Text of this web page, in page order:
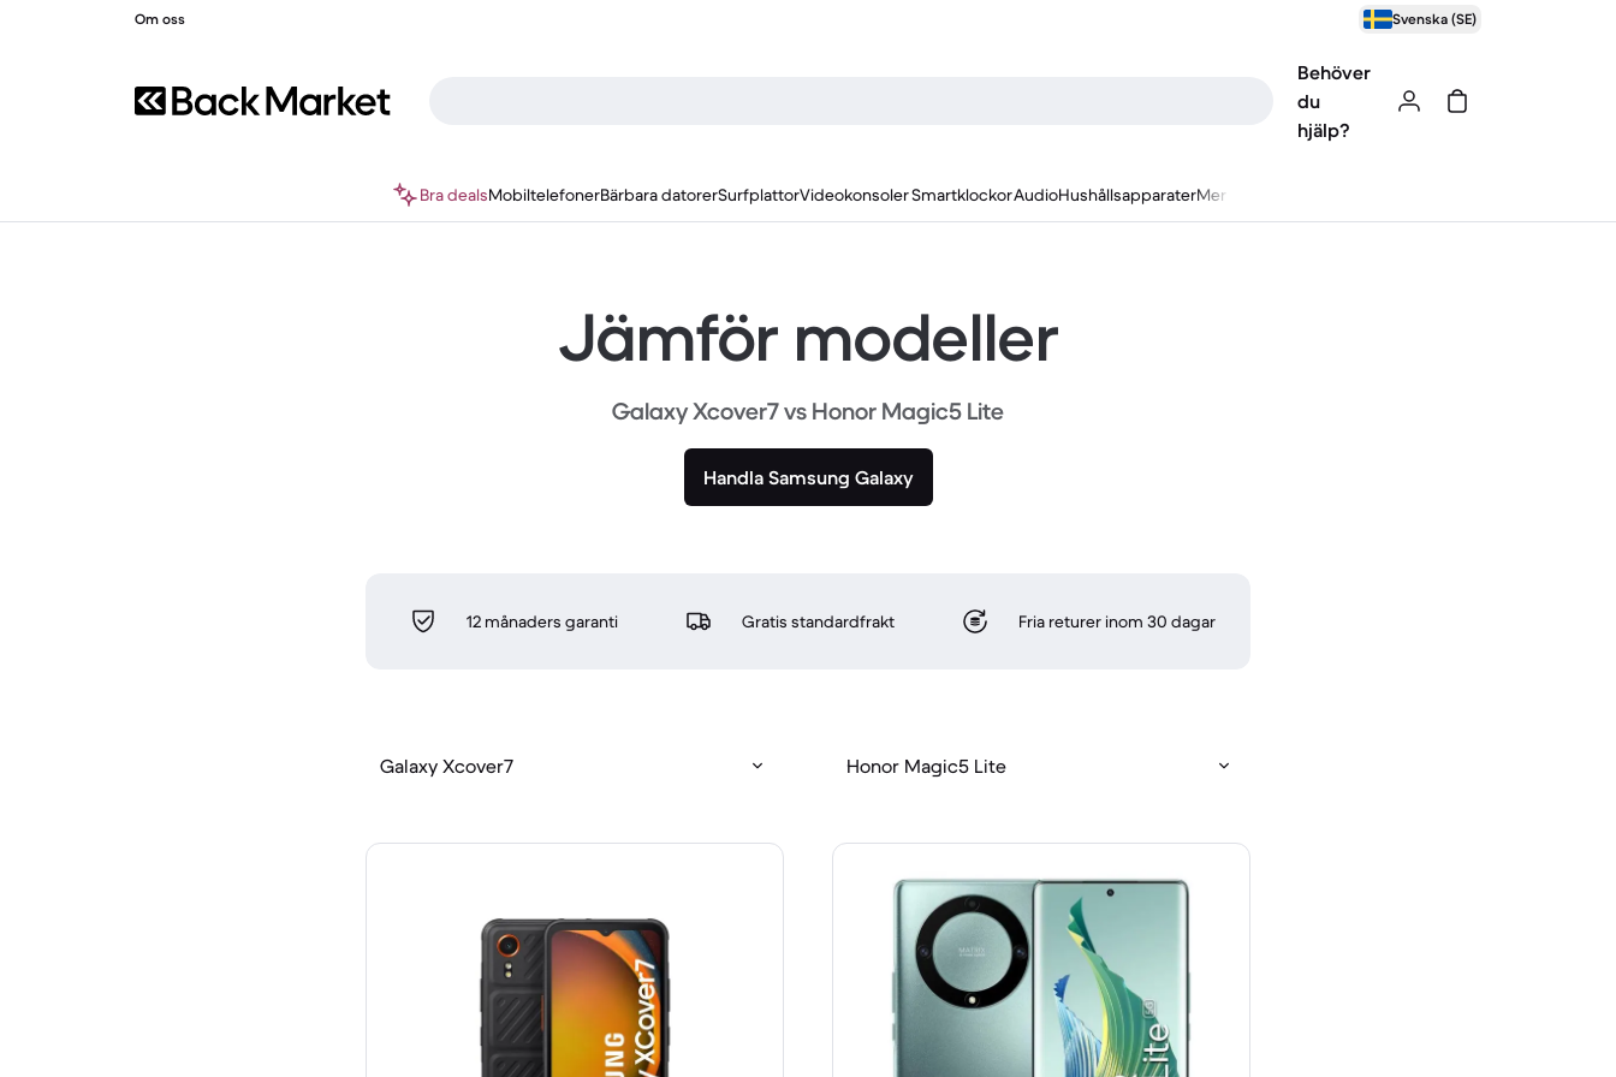
Om oss Svenska (SE)
Behöver
du
hjälp?
Bra dealsMobiltelefonerBärbara datorerSurfplattorVideokonsolerSmartklockorAudioHushållsapparaterMer
Jämför modeller
Galaxy Xcover7 vs Honor Magic5 Lite
Handla Samsung Galaxy
12 månaders garanti Gratis standardfrakt Fria returer inom 30 dagar
Galaxy Xcover7 Honor Magic5 Lite